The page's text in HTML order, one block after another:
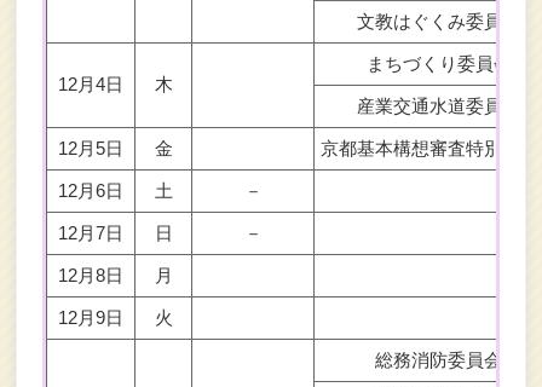
文教はぐくみ委員会
12月4日 木
まちづくり委員会
産業交通水道委員会
12月5日 金 京都基本構想審査特別委
12月6日 土 －
12月7日 日 －
12月8日 月
12月9日 火
総務消防委員会